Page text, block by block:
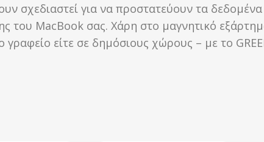
σχεδιαστεί για να προστατεύουν τα
του MacBook σας. Χάρη στο μαγνητικό
γραφείο είτε σε δημόσιους χώρους – με το